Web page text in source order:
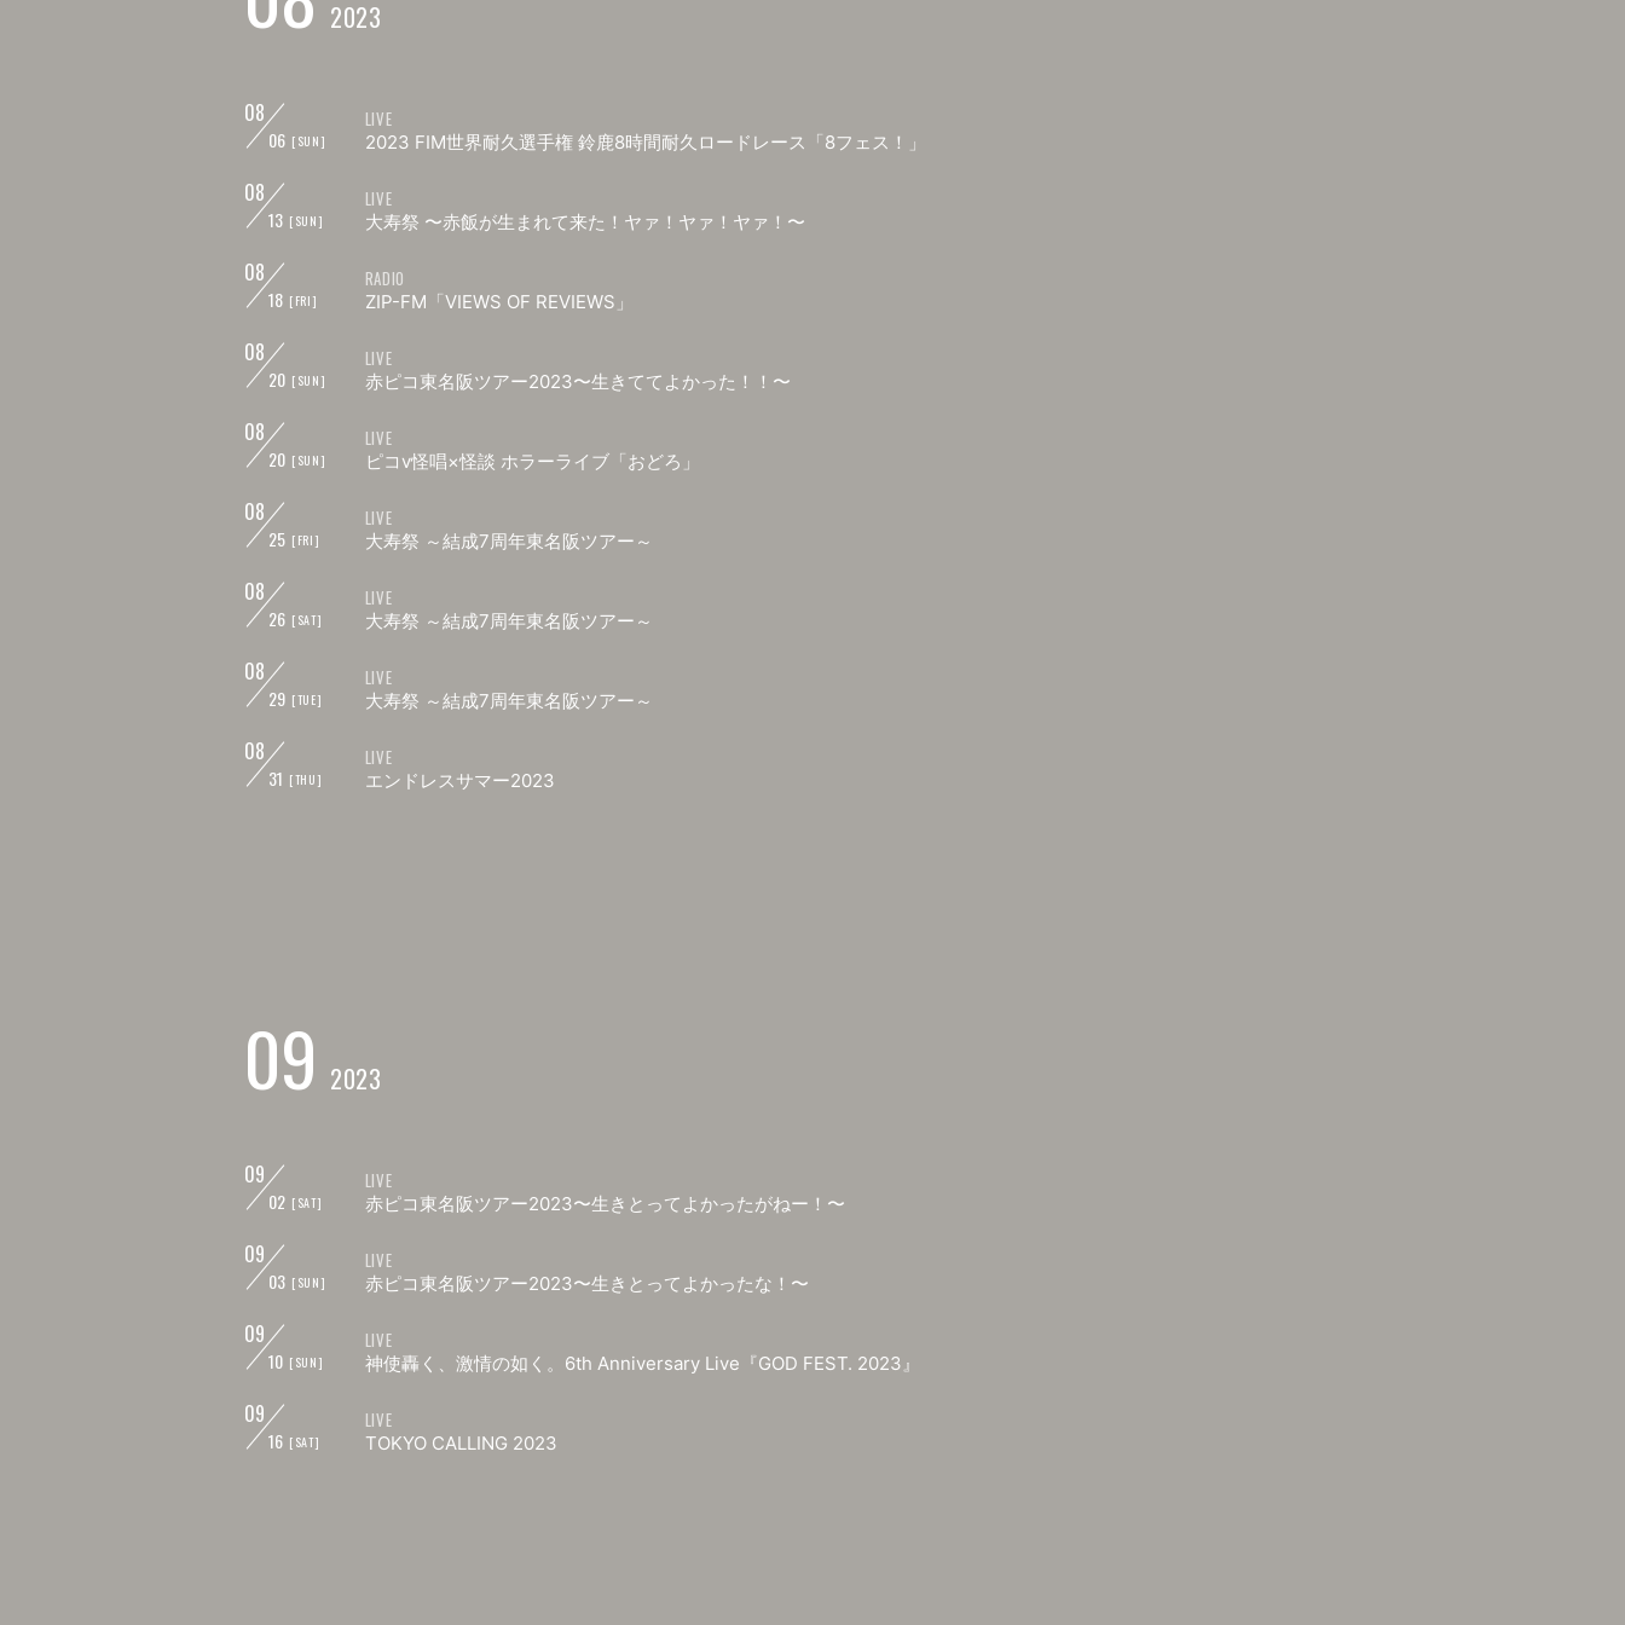
2023
08
06 [SUN]
LIVE
2023 FIM世界耐久選手権 鈴鹿8時間耐久ロードレース「8フェス！」
08
13 [SUN]
LIVE
大寿祭 〜赤飯が生まれて来た！ヤァ！ヤァ！ヤァ！〜
08
18 [FRI]
RADIO
ZIP-FM「VIEWS OF REVIEWS」
08
20 [SUN]
LIVE
赤ピコ東名阪ツアー2023〜生きててよかった！！〜
08
20 [SUN]
LIVE
ピコv怪唱×怪談 ホラーライブ「おどろ」
08
25 [FRI]
LIVE
大寿祭 ～結成7周年東名阪ツアー～
08
26 [SAT]
LIVE
大寿祭 ～結成7周年東名阪ツアー～
08
29 [TUE]
LIVE
大寿祭 ～結成7周年東名阪ツアー～
08
31 [THU]
LIVE
エンドレスサマー2023
09 2023
09
02 [SAT]
LIVE
赤ピコ東名阪ツアー2023〜生きとってよかったがねー！〜
09
03 [SUN]
LIVE
赤ピコ東名阪ツアー2023〜生きとってよかったな！〜
09
10 [SUN]
LIVE
神使轟く、激情の如く。6th Anniversary Live『GOD FEST. 2023』
09
16 [SAT]
LIVE
TOKYO CALLING 2023